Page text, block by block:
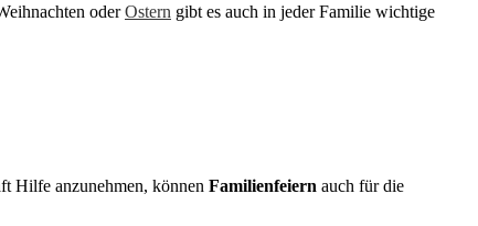
oderOstern gibt es auch in jeder Familie wichtige
Hilfe anzunehmen, können Familienfeiern auch für die